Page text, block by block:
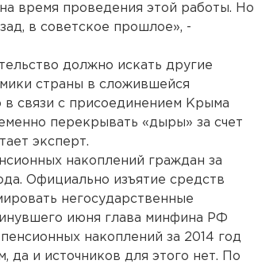
время проведения этой работы. Но
в советское прошлое», -
должно искать другие
страны в сложившейся
в связи с присоединением Крыма
перекрывать «дыры» за счет
эксперт.
накоплений граждан за
Официально изъятие средств
негосударственные
июня глава минфина РФ
накоплений за 2014 год
да и источников для этого нет. По